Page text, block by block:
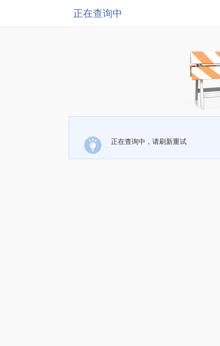
正在查询中
正在查询中，请刷新重试